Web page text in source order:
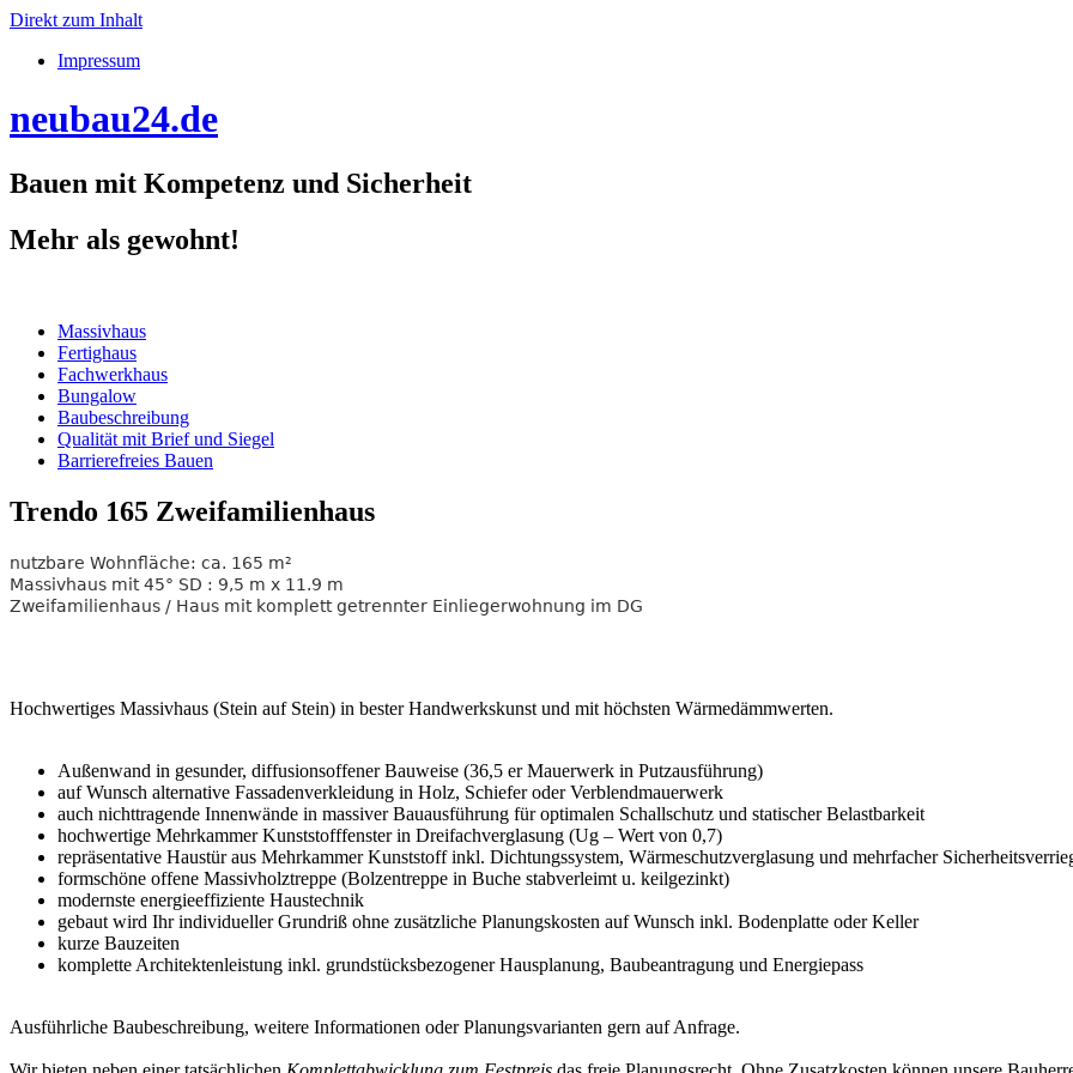
Direkt zum Inhalt
Impressum
neubau24.de
Bauen mit Kompetenz und Sicherheit
Mehr als gewohnt!
Massivhaus
Fertighaus
Fachwerkhaus
Bungalow
Baubeschreibung
Qualität mit Brief und Siegel
Barrierefreies Bauen
Trendo 165 Zweifamilienhaus
nutzbare Wohnfläche: ca. 165 m²
Massivhaus mit 45° SD : 9,5 m x 11.9 m
Zweifamilienhaus / Haus mit komplett getrennter Einliegerwohnung im DG
Hochwertiges Massivhaus (Stein auf Stein) in bester Handwerkskunst und mit höchsten Wärmedämmwerten.
Außenwand in gesunder, diffusionsoffener Bauweise (36,5 er Mauerwerk in Putzausführung)
auf Wunsch alternative Fassadenverkleidung in Holz, Schiefer oder Verblendmauerwerk
auch nichttragende Innenwände in massiver Bauausführung für optimalen Schallschutz und statischer Belastbarkeit
hochwertige Mehrkammer Kunststofffenster in Dreifachverglasung (Ug – Wert von 0,7)
repräsentative Haustür aus Mehrkammer Kunststoff inkl. Dichtungssystem, Wärmeschutzverglasung und mehrfacher
formschöne offene Massivholztreppe (Bolzentreppe in Buche stabverleimt u. keilgezinkt)
modernste energieeffiziente Haustechnik
gebaut wird Ihr individueller Grundriß ohne zusätzliche Planungskosten auf Wunsch inkl. Bodenplatte oder Keller
kurze Bauzeiten
komplette Architektenleistung inkl. grundstücksbezogener Hausplanung, Baubeantragung und Energiepass
Ausführliche Baubeschreibung, weitere Informationen oder Planungsvarianten gern auf Anfrage.